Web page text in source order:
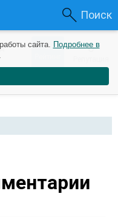
Поиск
0 0
сайта. Подробнее в